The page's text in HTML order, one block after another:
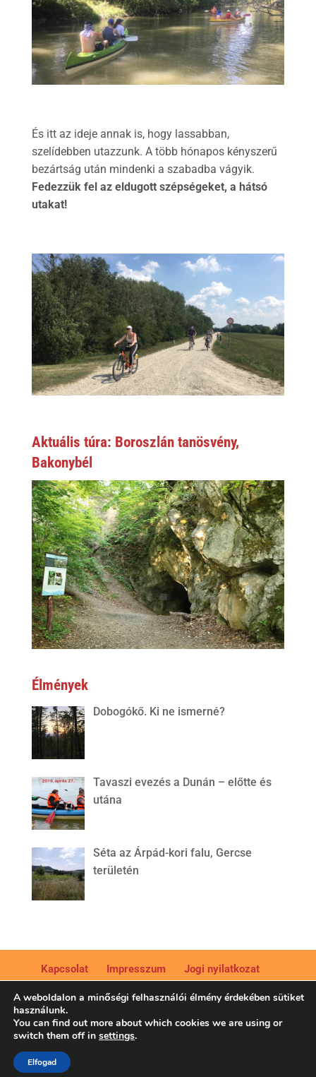
És itt az ideje annak is, hogy lassabban,
szelídebben utazzunk. A több hónapos kényszerű
bezártság után mindenki a szabadba vágyik.
Fedezzük fel az eldugott szépségeket, a hátsó
utakat!
Aktuális túra: Boroszlán tanösvény,
Bakonybél
Élmények
Dobogókő. Ki ne ismerné?
Tavaszi evezés a Dunán – előtte és
utána
Séta az Árpád-kori falu, Gercse
területén
Kapcsolat Impresszum
Jogi nyilatkozat
/ Élményturizmus Marketing Kft. Minden jog fenntartva.
A weboldalon a minőségi felhasználói élmény érdekében sütiket
használunk.
You can find out more about which cookies we are using or
switch them off in settings.
Elfogad